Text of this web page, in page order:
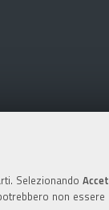
Selezionando
non